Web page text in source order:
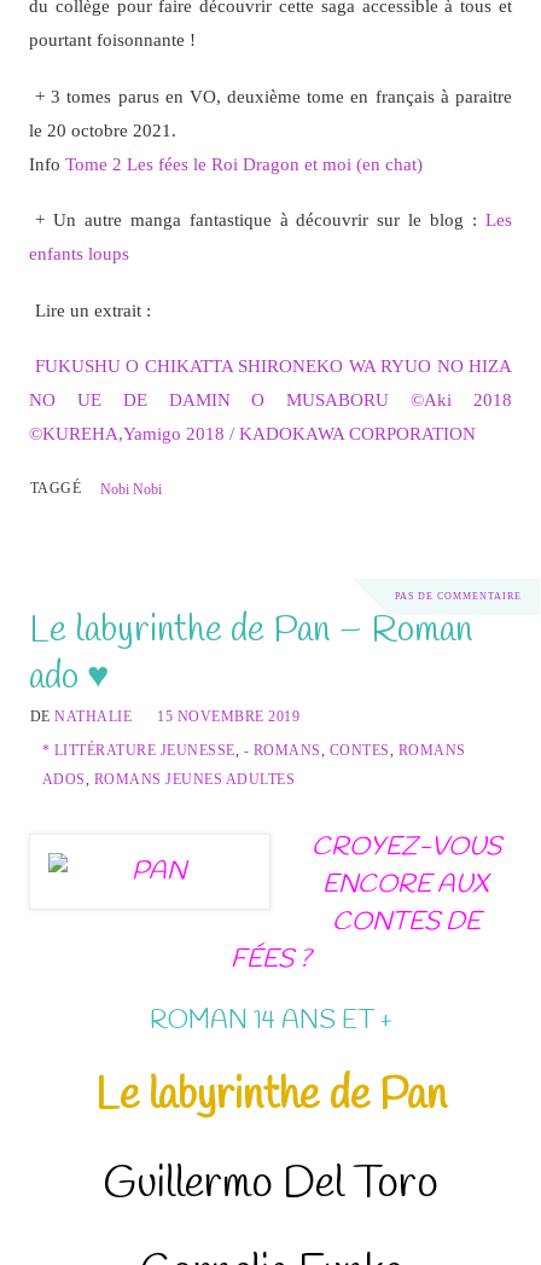
du collège pour faire découvrir cette saga accessible à tous et
pourtant foisonnante !
+ 3 tomes parus en VO, deuxième tome en français à paraitre
le 20 octobre 2021.
Info Tome 2 Les fées le Roi Dragon et moi (en chat)
+ Un autre manga fantastique à découvrir sur le blog :Les
enfants loups
Lire un extrait :
FUKUSHU O CHIKATTA SHIRONEKO WA RYUO NO HIZA
NO UE DE DAMIN O MUSABORU ©Aki 2018
©KUREHA,Yamigo 2018 / KADOKAWA CORPORATION
TAGGÉ Nobi Nobi
PAS DE COMMENTAIRE
Le labyrinthe de Pan – Roman
ado ♥
DENATHALIE
15 NOVEMBRE 2019
* LITTÉRATURE JEUNESSE, - ROMANS, CONTES, ROMANS
ADOS, ROMANS JEUNES ADULTES
CROYEZ-VOUS
ENCORE AUX
CONTES DE
FÉES ?
ROMAN 14 ANS ET +
Le labyrinthe de Pan
Guillermo Del Toro